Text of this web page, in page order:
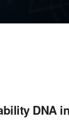
DNA